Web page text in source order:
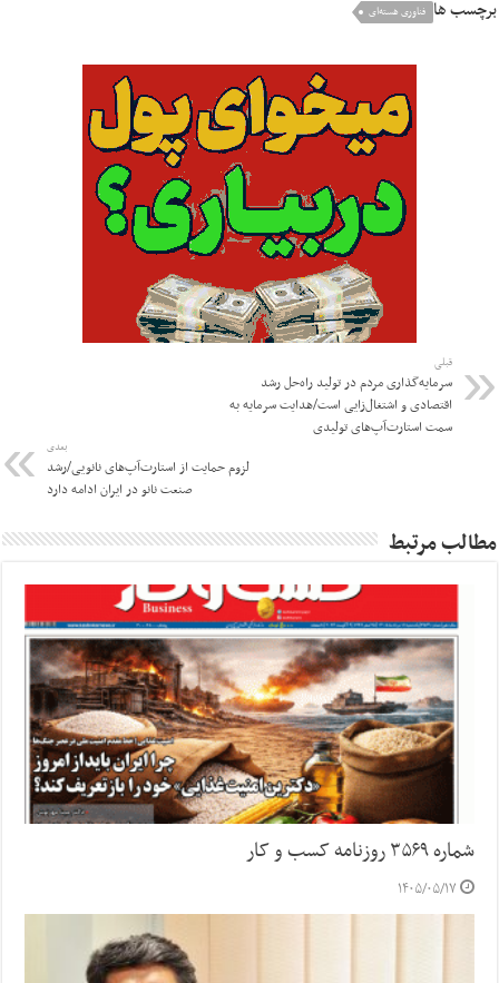
برچسب ها فناوری هسته‌ای
قبلی
سرمایه‌گذاری مردم در تولید راه‌حل رشد
اقتصادی و اشتغال‌زایی است/هدایت سرمایه به
سمت استارت‌آپ‌های تولیدی
بعدی
لزوم حمایت از استارت‌آپ‌های نانویی/رشد
صنعت نانو در ایران ادامه دارد
مطالب مرتبط
شماره ۳۵۶۹ روزنامه کسب و کار
۱۴۰۵/۰۵/۱۷